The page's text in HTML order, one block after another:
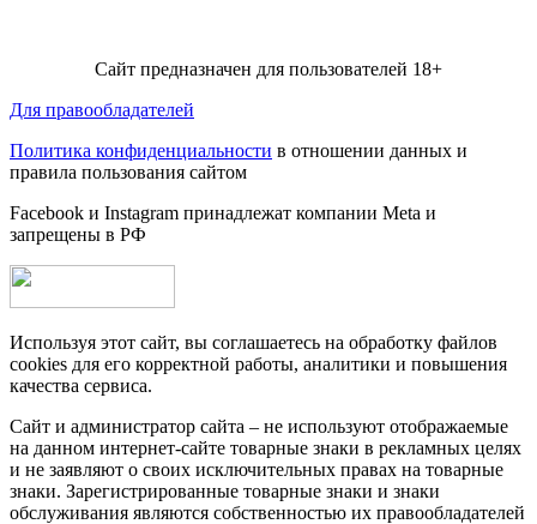
Сайт предназначен для пользователей 18+
Для правообладателей
Политика конфиденциальности в отношении данных и
правила пользования сайтом
Facebook и Instagram принадлежат компании Metа и
запрещены в РФ
Используя этот сайт, вы соглашаетесь на обработку файлов
cookies для его корректной работы, аналитики и повышения
качества сервиса.
Сайт и администратор сайта – не используют отображаемые
на данном интернет-сайте товарные знаки в рекламных целях
и не заявляют о своих исключительных правах на товарные
знаки. Зарегистрированные товарные знаки и знаки
обслуживания являются собственностью их правообладателей